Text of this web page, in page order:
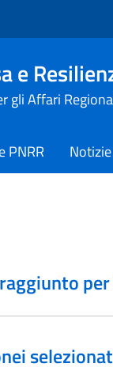
e
gli Affari
PNRR